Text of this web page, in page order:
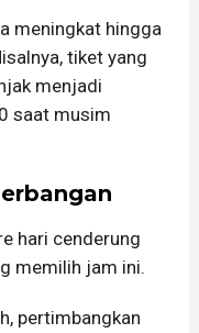
meningkat hingga
tiket yang
menjadi
saat musim
hari cenderung
memilih jam ini.
pertimbangkan